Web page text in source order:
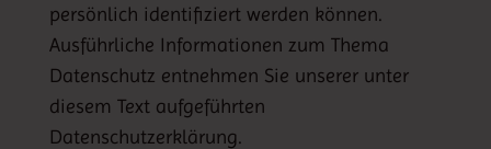
persönlich identifiziert werden können.
Ausführliche Informationen zum Thema
Datenschutz entnehmen Sie unserer unter
diesem Text aufgeführten
Datenschutzerklärung.